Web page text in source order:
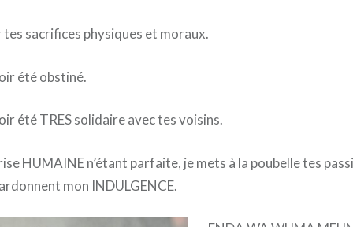
sacrifices physiques et moraux.
été obstiné.
été TRES solidaire avec tes voisins.
HUMAINE n’étant parfaite, je mets à la poubelle tes
mon INDULGENCE.